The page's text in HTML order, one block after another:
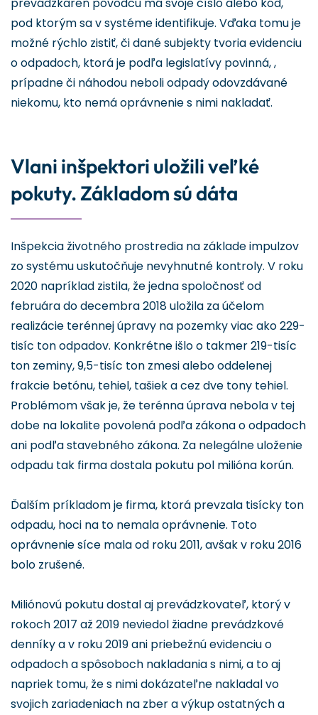
prevádzkareň pôvodcu má svoje číslo alebo kód,
pod ktorým sa v systéme identifikuje. Vďaka tomu je
možné rýchlo zistiť, či dané subjekty tvoria evidenciu
o odpadoch, ktorá je podľa legislatívy povinná, ,
prípadne či náhodou neboli odpady odovzdávané
niekomu, kto nemá oprávnenie s nimi nakladať.
Vlani inšpektori uložili veľké
pokuty. Základom sú dáta
Inšpekcia životného prostredia na základe impulzov
zo systému uskutočňuje nevyhnutné kontroly. V roku
2020 napríklad zistila, že jedna spoločnosť od
februára do decembra 2018 uložila za účelom
realizácie terénnej úpravy na pozemky viac ako 229-
tisíc ton odpadov. Konkrétne išlo o takmer 219-tisíc
ton zeminy, 9,5-tisíc ton zmesi alebo oddelenej
frakcie betónu, tehiel, tašiek a cez dve tony tehiel.
Problémom však je, že terénna úprava nebola v tej
dobe na lokalite povolená podľa zákona o odpadoch
ani podľa stavebného zákona. Za nelegálne uloženie
odpadu tak firma dostala pokutu pol milióna korún.
Ďalším príkladom je firma, ktorá prevzala tisícky ton
odpadu, hoci na to nemala oprávnenie. Toto
oprávnenie síce mala od roku 2011, avšak v roku 2016
bolo zrušené.
Miliónovú pokutu dostal aj prevádzkovateľ, ktorý v
rokoch 2017 až 2019 neviedol žiadne prevádzkové
denníky a v roku 2019 ani priebežnú evidenciu o
odpadoch a spôsoboch nakladania s nimi, a to aj
napriek tomu, že s nimi dokázateľne nakladal vo
svojich zariadeniach na zber a výkup ostatných a